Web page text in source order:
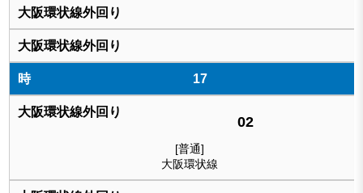
17
02
[普通]
大阪環状線